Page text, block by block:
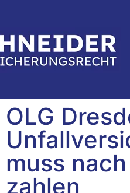
OLG
muss
zahlen